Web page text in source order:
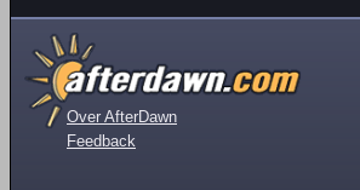
Over AfterDawn
Feedback